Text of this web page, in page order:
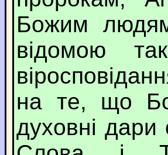
Божим
відомою
на те, що
духовні дари